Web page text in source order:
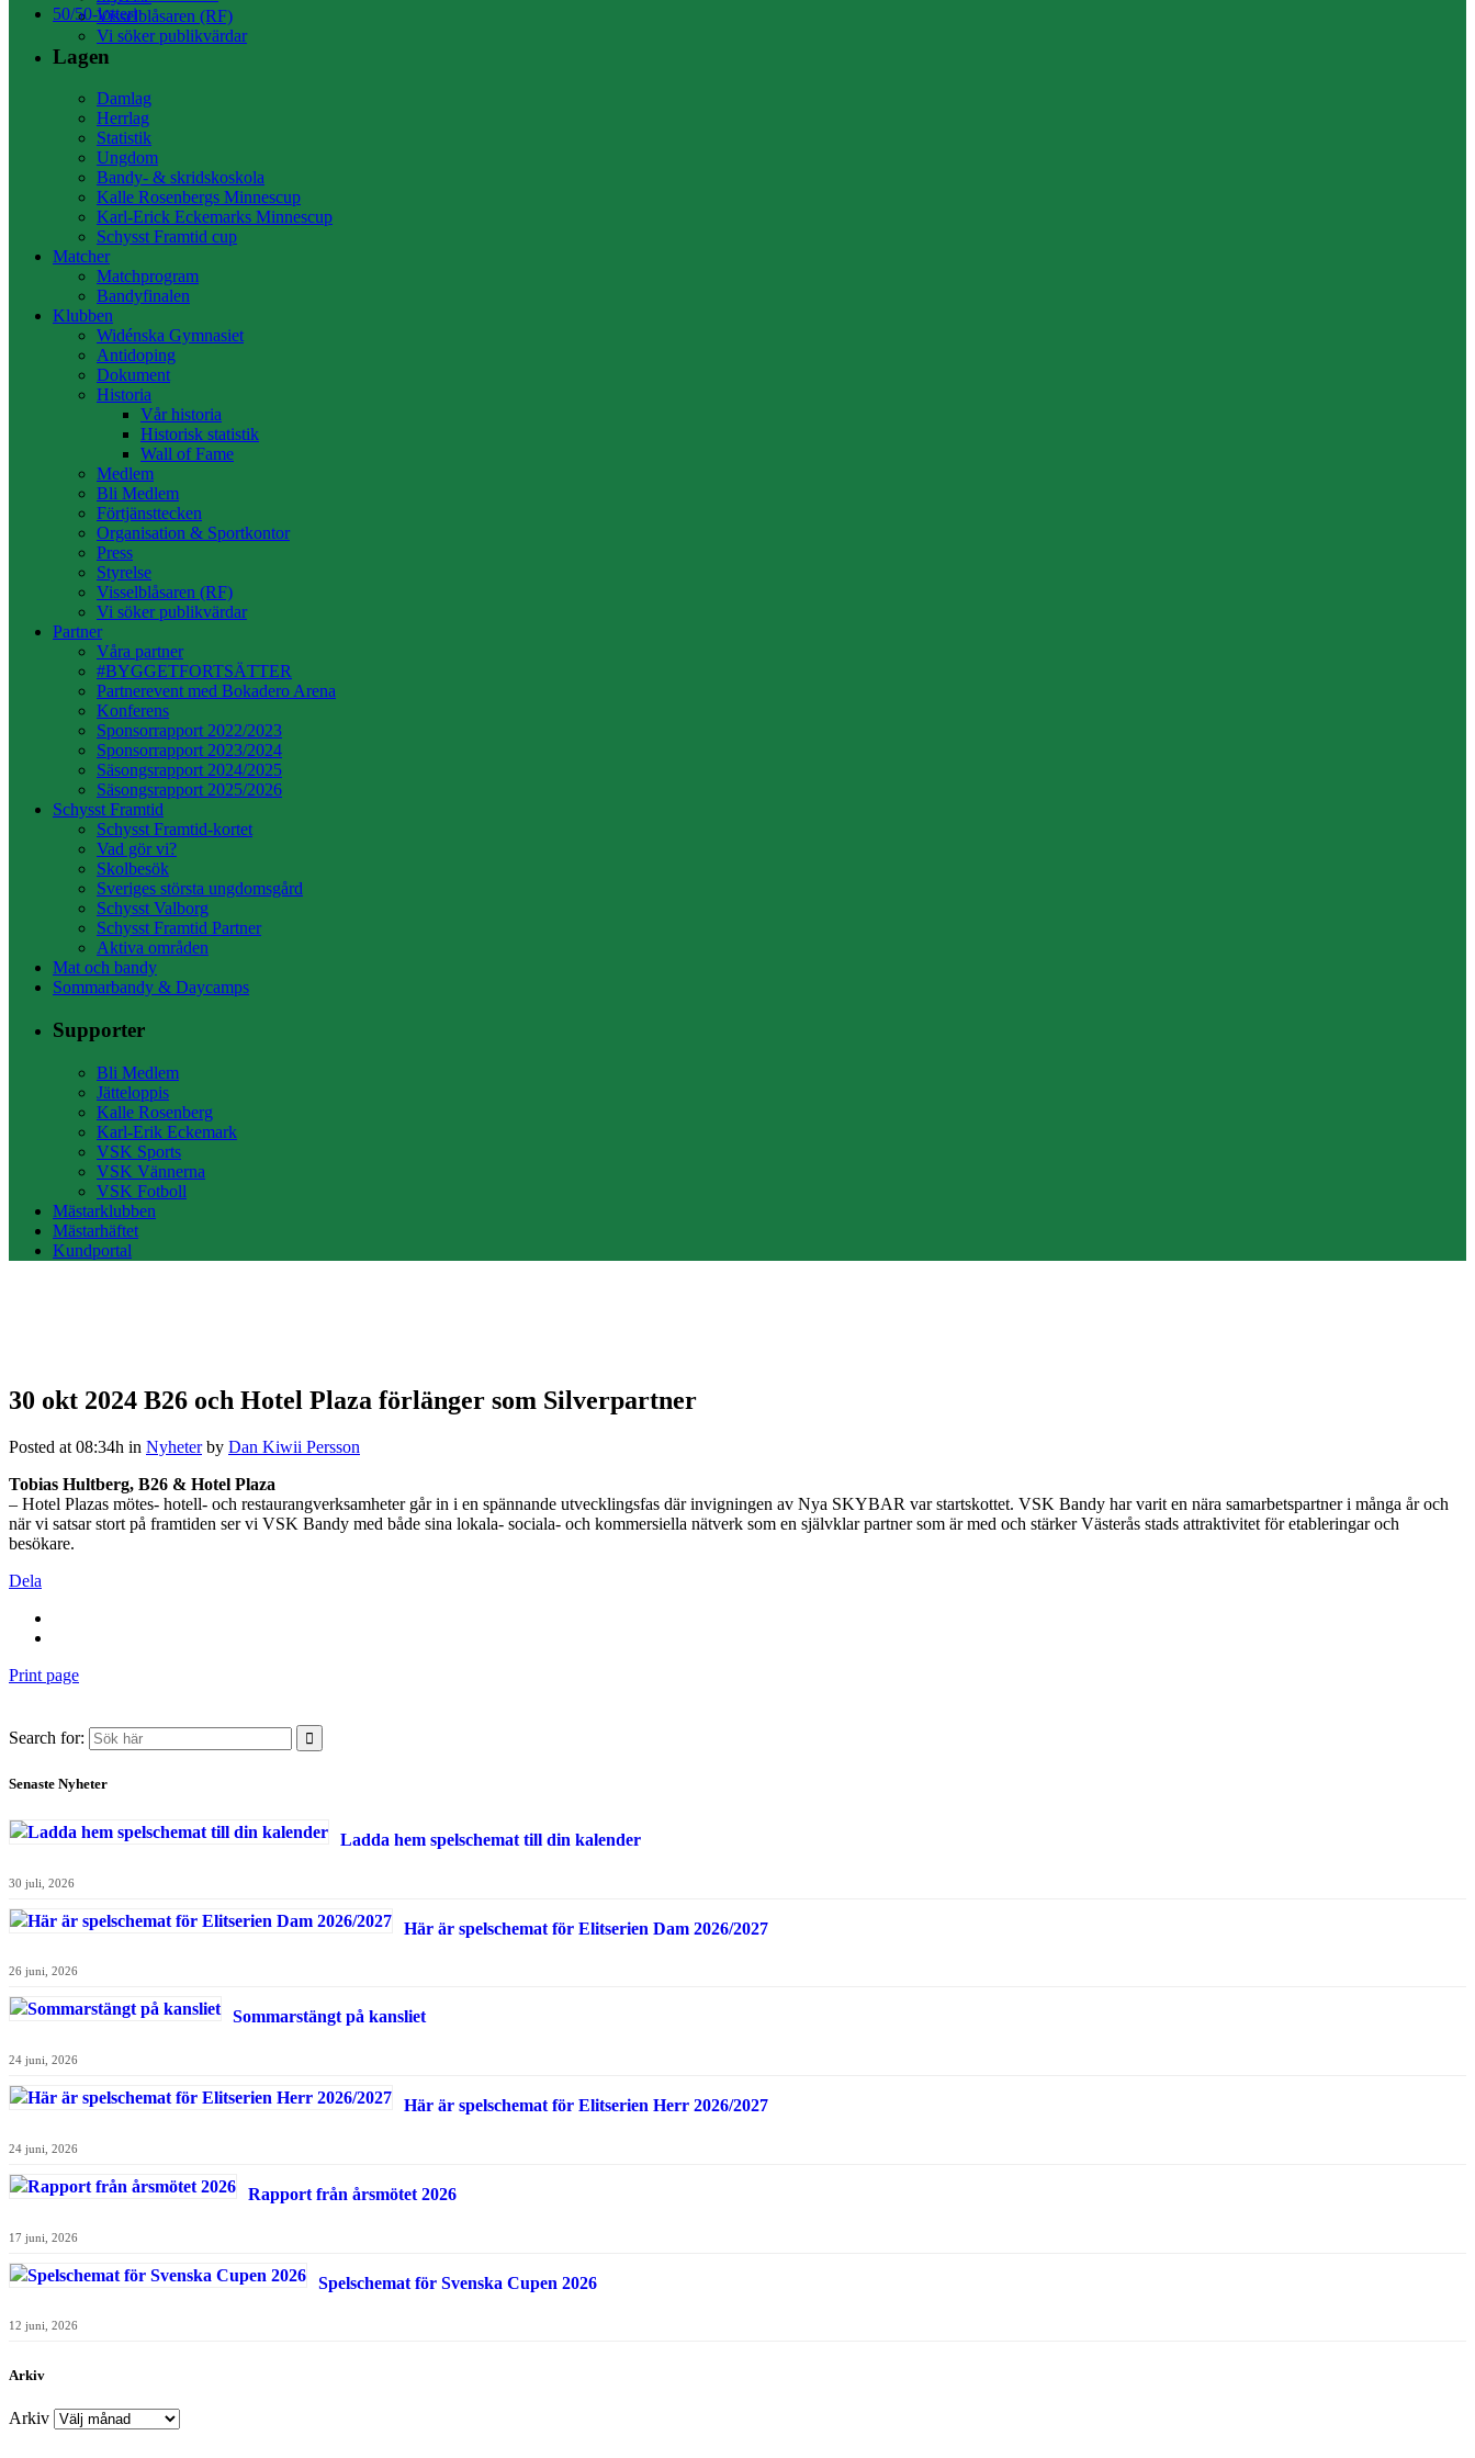
Visselblåsaren (RF)
Vi söker publikvärdar
50/50-lotteri
Lagen
Damlag
Herrlag
Statistik
Ungdom
Bandy- & skridskoskola
Kalle Rosenbergs Minnescup
Karl-Erick Eckemarks Minnescup
Schysst Framtid cup
Matcher
Matchprogram
Bandyfinalen
Klubben
Widénska Gymnasiet
Antidoping
Dokument
Historia
Vår historia
Historisk statistik
Wall of Fame
Medlem
Bli Medlem
Förtjänsttecken
Organisation & Sportkontor
Press
Styrelse
Visselblåsaren (RF)
Vi söker publikvärdar
Partner
Våra partner
#BYGGETFORTSÄTTER
Partnerevent med Bokadero Arena
Konferens
Sponsorrapport 2022/2023
Sponsorrapport 2023/2024
Säsongsrapport 2024/2025
Säsongsrapport 2025/2026
Schysst Framtid
Schysst Framtid-kortet
Vad gör vi?
Skolbesök
Sveriges största ungdomsgård
Schysst Valborg
Schysst Framtid Partner
Aktiva områden
Mat och bandy
Sommarbandy & Daycamps
Supporter
Bli Medlem
Jätteloppis
Kalle Rosenberg
Karl-Erik Eckemark
VSK Sports
VSK Vännerna
VSK Fotboll
Mästarklubben
Mästarhäftet
Kundportal
30 okt 2024 B26 och Hotel Plaza förlänger som Silverpartner
Posted at 08:34h in Nyheter by Dan Kiwii Persson
Tobias Hultberg, B26 & Hotel Plaza
– Hotel Plazas mötes- hotell- och restaurangverksamheter går in i en spännande utvecklingsfas där invigningen av Nya SKYBAR var startskottet. VSK Bandy har varit en nära samarbetspartner i många år och
när vi satsar stort på framtiden ser vi VSK Bandy med både sina lokala- sociala- och kommersiella nätverk som en självklar partner som är med och stärker Västerås stads attraktivitet för etableringar och
besökare.
Dela
Print page
Search for:
Senaste Nyheter
Ladda hem spelschemat till din kalender
30 juli, 2026
Här är spelschemat för Elitserien Dam 2026/2027
26 juni, 2026
Sommarstängt på kansliet
24 juni, 2026
Här är spelschemat för Elitserien Herr 2026/2027
24 juni, 2026
Rapport från årsmötet 2026
17 juni, 2026
Spelschemat för Svenska Cupen 2026
12 juni, 2026
Arkiv
Arkiv